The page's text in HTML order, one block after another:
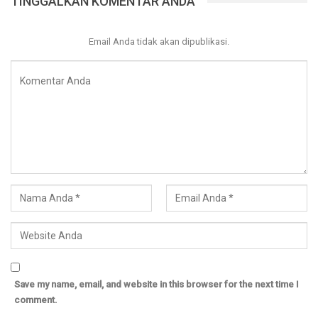
Allah, istiqamah diatas syariatnya lalu islam ini akan hancur ?
adil.
Siapapun yang terpilih
menjalankan amanah dengan baikkecuali dengan taufiq
dan pertolongan Allah
Email Anda tidak akan dipublikasi.
Save my name, email, and website in this browser for the next time I
comment.